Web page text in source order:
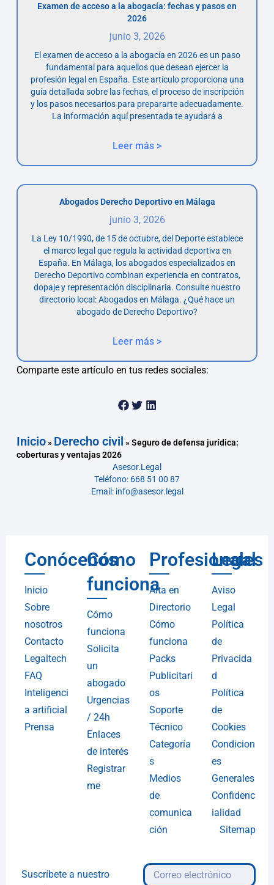
Examen de acceso a la abogacía: fechas y pasos en
2026
junio 3, 2026
El examen de acceso a la abogacía en 2026 es un paso
fundamental para aquellos que desean ejercer la
profesión legal en España. Este artículo proporciona una
guía detallada sobre las fechas, el proceso de inscripción
y los pasos necesarios para prepararte adecuadamente.
La información aquí presentada te ayudará a
Leer más >
Abogados Derecho Deportivo en Málaga
junio 3, 2026
La Ley 10/1990, de 15 de octubre, del Deporte establece
el marco legal que regula la actividad deportiva en
España. En Málaga, los abogados especializados en
Derecho Deportivo combinan experiencia en contratos,
dopaje y representación disciplinaria. Consulte nuestro
directorio local: Abogados en Málaga. ¿Qué hace un
abogado de Derecho Deportivo?
Leer más >
Comparte este artículo en tus redes sociales:
Inicio» Derecho civil »Seguro de defensa jurídica:
coberturas y ventajas 2026
Asesor.Legal
Teléfono: 668 51 00 87
Email: info@asesor.legal
Conócenos
Inicio
Sobre
nosotros
Contacto
Legaltech
FAQ
Inteligenci
a artificial
Prensa
Cómo
funciona
Cómo
funciona
Solicita
un
abogado
Urgencias
/ 24h
Enlaces
de interés
Registrar
me
Profesionales
Alta en
Directorio
Cómo
funciona
Packs
Publicitari
os
Soporte
Técnico
Categoría
s
Medios
de
comunica
ción
Legal
Aviso
Legal
Política
de
Privacida
d
Política
de
Cookies
Condicion
es
Generales
Confidenc
ialidad
Sitemap
Suscríbete a nuestro